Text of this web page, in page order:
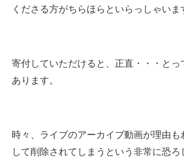
くださる方がちらほらといらっしゃいま
寄付していただけると、正直・・・とっ
あります。
時々、ライブのアーカイブ動画が理由も
して削除されてしまうという非常に恐ろ